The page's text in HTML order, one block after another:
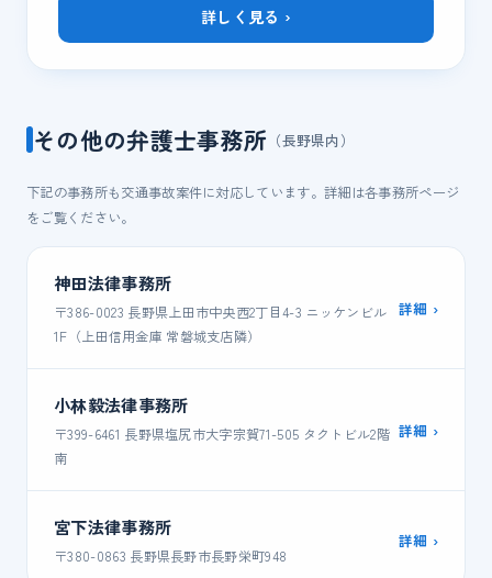
詳しく見る ›
その他の弁護士事務所 （長野県内）
下記の事務所も交通事故案件に対応しています。詳細は各事務所ページ
をご覧ください。
神田法律事務所
〒386-0023 長野県上田市中央西2丁目4-3 ニッケンビル
1F（上田信用金庫 常磐城支店隣）
詳細 ›
小林毅法律事務所
〒399-6461 長野県塩尻市大字宗賀71-505 タクトビル2階
南
詳細 ›
宮下法律事務所
〒380-0863 長野県長野市長野栄町948
詳細 ›